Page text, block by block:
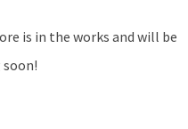
is in the works and will be